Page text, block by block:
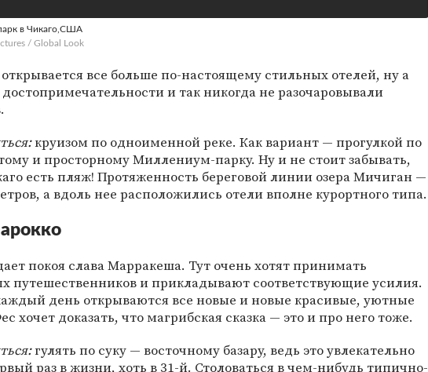
в Чикаго,США
/ Global Look
все больше по-настоящему стильных отелей, ну а
и так никогда не разочаровывали
круизом по одноименной реке. Как вариант — прогулкой по
и просторному Миллениум-парку. Ну и не стоит забывать,
есть пляж! Протяженность береговой линии озера Мичиган —
а вдоль нее расположились отели вполне курортного типа.
покоя слава Марракеша. Тут очень хотят принимать
путешественников и прикладывают соответствующие усилия.
день открываются все новые и новые красивые, уютные
хочет доказать, что магрибская сказка — это и про него тоже.
гулять по суку — восточному базару, ведь это увлекательно
раз в жизни, хоть в 31-й. Столоваться в чем-нибудь типично-